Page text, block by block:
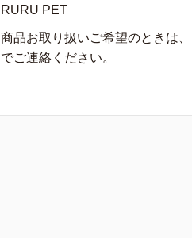
RURU PET
商品お取り扱いご希望のときは、
でご連絡ください。